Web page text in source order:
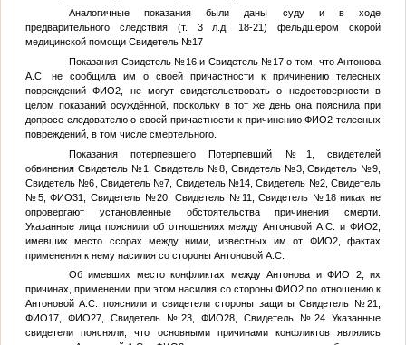
Аналогичные показания были даны суду и в ходе
предварительного следствия (т. 3 л.д. 18-21) фельдшером скорой
медицинской помощи Свидетель №17
Показания Свидетель №16и Свидетель №17о том, что Антонова
А.С. не сообщила им о своей причастности к причинению телесных
поврежденийФИО2 , не могут свидетельствовать о недостоверности в
целом показаний осуждённой, поскольку в тот же день она пояснила при
допросе следователю о своей причастности к причинениюФИО2 телесных
повреждений, в том числе смертельного.
Показания потерпевшегоПотерпевший №1
, свидетелей
обвинения Свидетель №1 ,Свидетель №8 Свидетель №3,Свидетель №9
Свидетель №6 Свидетель №7 Свидетель №14 ,Свидетель №2,Свидетель
№5,ФИО31 ,Свидетель №20 ,Свидетель №11 ,Свидетель №18никак не
опровергают установленные обстоятельства причинения смерти.
Указанные лица пояснили об отношениях между Антоновой А.С. иФИО2
имевших место ссорах между ними, известных им от ФИО2, фактах
применения к нему насилия со стороны Антоновой А.С.
Об имевших место конфликтах междуАнтонова и ФИО 2, их
причинах, применении при этом насилия со стороныФИО2 по отношению к
Антоновой А.С. пояснили и свидетели стороны защитыСвидетель №21
ФИО17, ФИО27 ,Свидетель №23 ,ФИО28 ,Свидетель №24 Указанные
свидетели поясняли, что основными причинами конфликтов являлись